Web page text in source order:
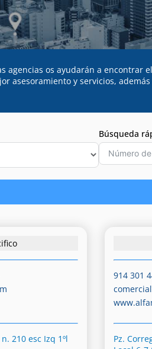
agencias os ayudarán a encontrar
asesoramiento y servicios,
Búsqueda
210 esc Izq 1ºl
914 301
Pz.